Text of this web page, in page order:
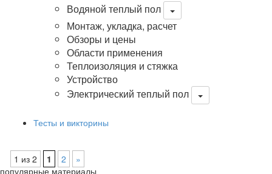
Водяной теплый пол
Монтаж, укладка, расчет
Обзоры и цены
Области применения
Теплоизоляция и стяжка
Устройство
Электрический теплый пол
Тесты и викторины
1 из 2 1 2
»
популярные материалы